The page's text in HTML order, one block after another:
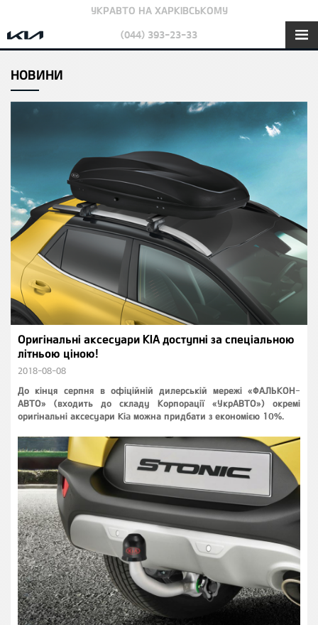
УКРАВТО НА ХАРКІВСЬКОМУ
(044) 393-23-33
НОВИНИ
Оригінальні аксесуари KIA доступні за спеціальною
літньою ціною!
2018-08-08
До кінця серпня в офіційній дилерській мережі «ФАЛЬКОН-
АВТО» (входить до складу Корпорації «УкрАВТО») окремі
оригінальні аксесуари Kia можна придбати з економією 10%.